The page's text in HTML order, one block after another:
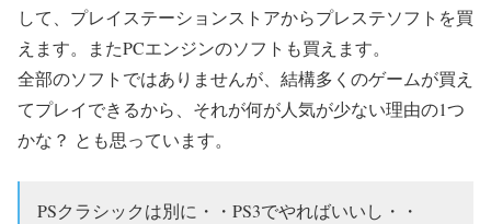
して、プレイステーションストアからプレステソフトを買
えます。またPCエンジンのソフトも買えます。
全部のソフトではありませんが、結構多くのゲームが買え
てプレイできるから、それが何が人気が少ない理由の1つ
かな？ とも思っています。
PSクラシックは別に・・PS3でやればいいし・・